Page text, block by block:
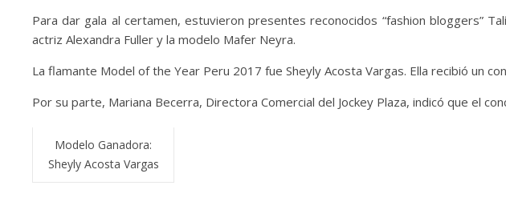
Para dar gala al certamen, estuvieron presentes reconocidos “fashion bloggers”
actriz Alexandra Fuller y la modelo Mafer Neyra.
La flamante Model of the Year Peru 2017 fue Sheyly Acosta Vargas. Ella recibió un
Por su parte, Mariana Becerra, Directora Comercial del Jockey Plaza, indicó que el
Modelo Ganadora:
Sheyly Acosta Vargas